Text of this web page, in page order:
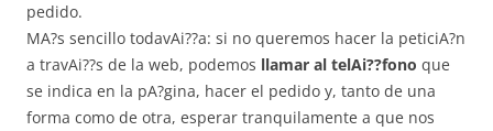
pedido.
MA?s sencillo todavAi??a: si no queremos hacer la peticiA?n
a travAi??s de la web, podemos llamar al telAi??fono que
se indica en la pA?gina, hacer el pedido y, tanto de una
forma como de otra, esperar tranquilamente a que nos